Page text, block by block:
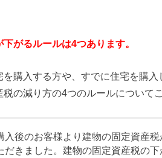
がるルールは4つあります。
購入する方や、すでに住宅を購
の減り方の4つのルールについて
入後のお客様より建物の固定資産
だきました。建物の固定資産税の